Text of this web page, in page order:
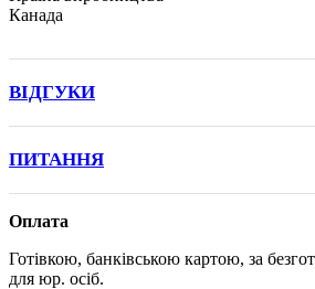
Канада
ВІДГУКИ
ПИТАННЯ
Оплата
Готівкою, банківською картою, за
для юр. осіб.